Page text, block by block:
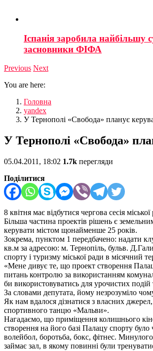
Іспанія заробила найбільшу
засновники ФІФА
Previous Next
You are here:
Головна
yandex
У Тернополі «Свобода» планує
У Тернополі «Свобода»
05.04.2011, 18:02 1.7k перегляди
Поділитися
8 квітня має відбутися чергова сесія
Більша частина проектів рішень є
керувати містом щонайменше 25 років.
Зокрема, пунктом 1 передбачено: надати
кв.м за адресою: м. Тернопіль, бульв.
спорту і туризму міської ради в місячний
«Мене дивує те, що проект створення
питань контролю за використанням
би використовуватись для урочистих
За словами депутата, йому незрозуміло
Як нам вдалося дізнатися з власних
спортивного танцю «Мальви».
Нагадаємо, що приміщення колишнього
створення на його базі Палацу спорту
волейбол, боротьба, бокс, фітнес.
займає зал, в якому повинні були